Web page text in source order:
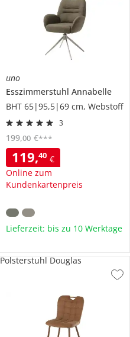
uno
Esszimmerstuhl Annabelle
BHT 65|95,5|69 cm, Webstoff
3
119,40 €
Online zum
Kundenkartenpreis
199,00 €***
Lieferzeit: bis zu 10 Werktage
Polsterstuhl Douglas